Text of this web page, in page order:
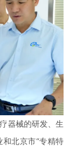
器械的研发、生
北京市“专精特